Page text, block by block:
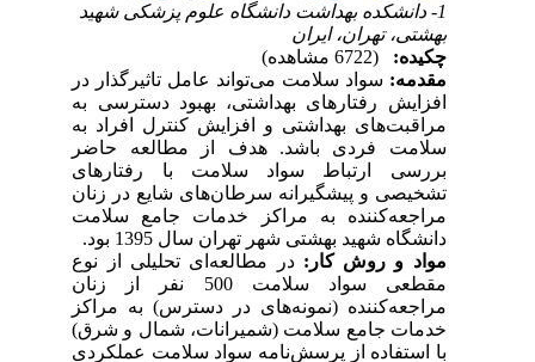
1- دانشکده بهداشت دانشگاه علوم پزشکی شهید
بهشتی، تهران، ایران
چکیده:
مقدمه:سواد سلامت می‌تواند عامل تاثیرگذار در
افزایش رفتارهای بهداشتی، بهبود دسترسی به
مراقبت‌های بهداشتی و افزایش کنترل افراد به
سلامت فردی باشد. هدف از مطالعه حاضر
بررسی ارتباط سواد سلامت با رفتارهای
تشخیصی و پیشگیرانه سرطان‌های شایع در زنان
مراجعه‌کننده به مراکز خدمات جامع سلامت
دانشگاه شهید بهشتی شهر تهران سال 1395 بود.
مواد و روش کار: در مطالعه‌ای تحلیلی از نوع
مقطعی سواد سلامت 500 نفر از زنان
مراجعه‌کننده (نمونه‌های در دسترس) به مراکز
خدمات جامع سلامت (شمیرانات، شمال و شرق)
با استفاده از پرسش‌نامه سواد سلامت عملکردی